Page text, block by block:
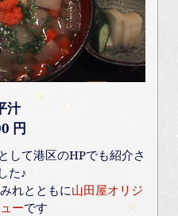
汁
円
して港区のHPでも紹介さ
た♪
れとともに山田屋オリジ
ーです